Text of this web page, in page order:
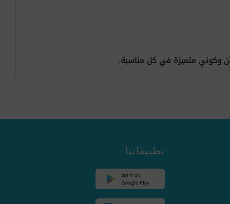
وكوني متميزة في كل مناسبة.
تطبيقاتنا